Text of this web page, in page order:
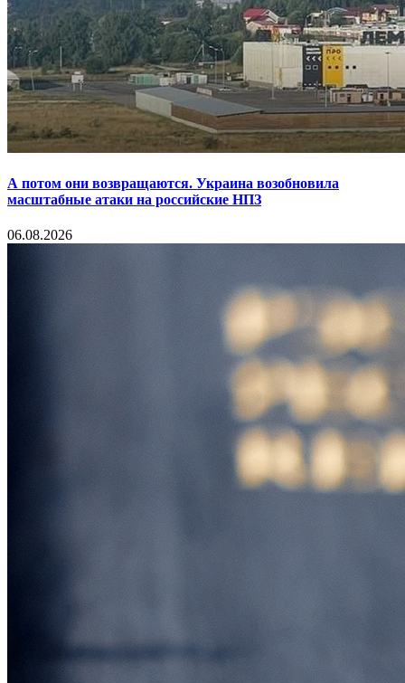
А потом они возвращаются. Украина возобновила
масштабные атаки на российские НПЗ
06.08.2026